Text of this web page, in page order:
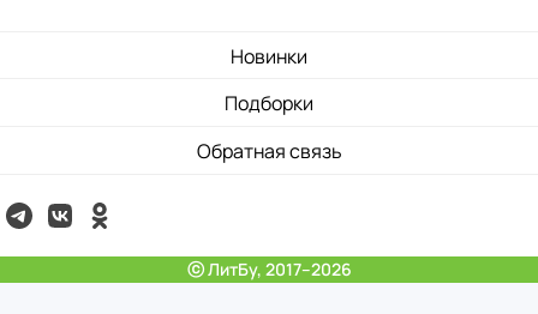
Новинки
Подборки
Обратная связь
ⓒ ЛитБу, 2017–2026